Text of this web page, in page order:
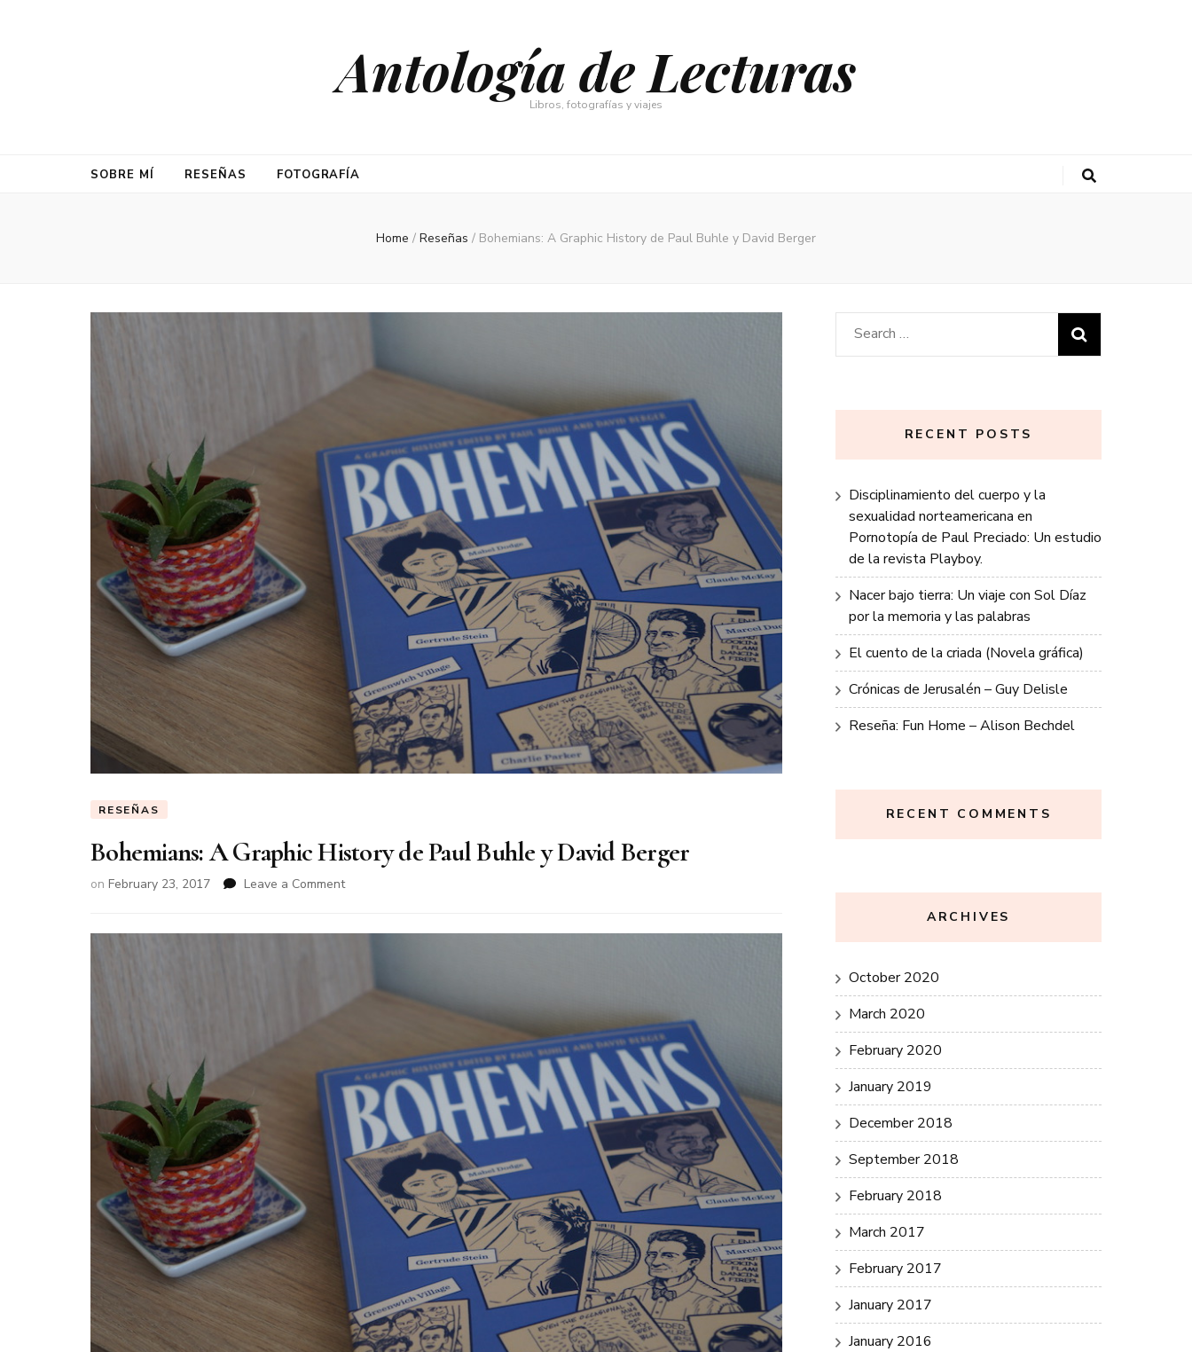
Antología de Lecturas
Libros, fotografías y viajes
SOBRE MÍ RESEÑAS FOTOGRAFÍA
Home / Reseñas / Bohemians: A Graphic History de Paul Buhle y David Berger
RESEÑAS
Bohemians: A Graphic History de Paul Buhle y David Berger
on February 23, 2017 Leave a Commenton
Paul
Berger
Search
for:
RECENT POSTS
Disciplinamiento del cuerpo y la
sexualidad norteamericana en
Pornotopía de Paul Preciado: Un estudio
de la revista Playboy.
Nacer bajo tierra: Un viaje con Sol Díaz
por la memoria y las palabras
El cuento de la criada (Novela gráfica)
Crónicas de Jerusalén – Guy Delisle
Reseña: Fun Home – Alison Bechdel
RECENT COMMENTS
ARCHIVES
October 2020
March 2020
February 2020
January 2019
December 2018
September 2018
February 2018
March 2017
February 2017
January 2017
January 2016